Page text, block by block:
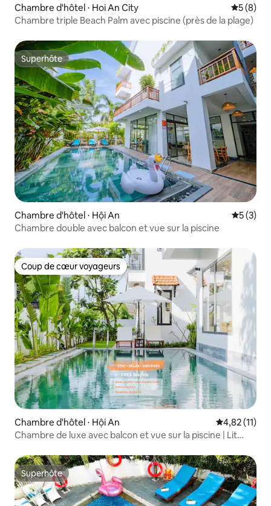
Chambre d'hôtel ⋅ Hoi An City
5 (8)
Chambre triple Beach Palm avec piscine (près de la plage)
Superhôte
Superhôte
Chambre d'hôtel ⋅ Hội An
5 (3)
Chambre double avec balcon et vue sur la piscine
Coup de cœur voyageurs
Coup de cœur voyageurs
Chambre d'hôtel ⋅ Hội An Évaluation
4,82 (11)
Chambre de luxe avec balcon et vue sur la piscine | Lit
Superhôte
Superhôte